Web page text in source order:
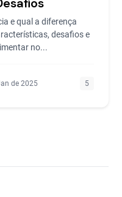
e qual a diferença
desafios e
no...
de 2025 5